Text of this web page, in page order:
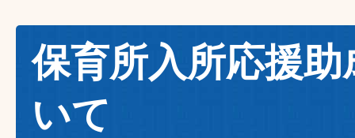
保育所入所応援
いて